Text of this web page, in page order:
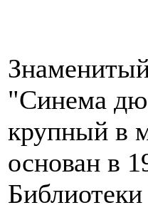
"Синема
крупный в
основан в